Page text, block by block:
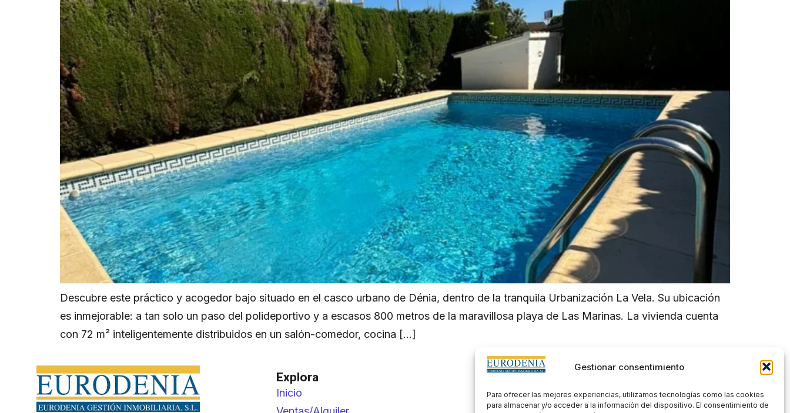
Gestionar consentimiento
Para ofrecer las mejores experiencias, utilizamos tecnologías como las cookies
para almacenar y/o acceder a la información del dispositivo. El consentimiento de
Descubre este práctico y acogedor bajo situado en el casco urbano de Dénia, dentro de la tranquila Urbanización La Vela. Su ubicación
es inmejorable: a tan solo un paso del polideportivo y a escasos 800 metros de la maravillosa playa de Las Marinas. La vivienda cuenta
con 72 m² inteligentemente distribuidos en un salón-comedor, cocina […]
Explora
Inicio
Enlaces rápidos
Declaración de accesibilidad